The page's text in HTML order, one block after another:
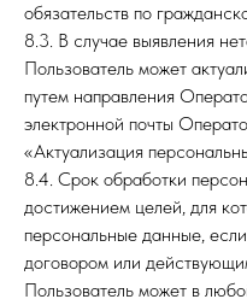
обязательств по
8.3. В случае выявления
Пользователь может
путем направления
электронной почты
«Актуализация
8.4. Срок обработки
достижением целей, для
персональные данные,
договором или
Пользователь может в